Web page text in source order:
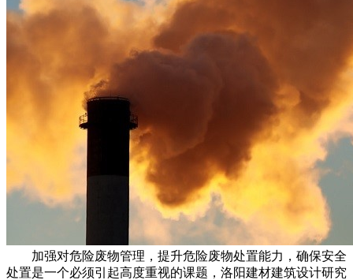
加强对危险废物管理，提升危险废物处置能力，确保安全
处置是一个必须引起高度重视的课题，洛阳建材建筑设计研究